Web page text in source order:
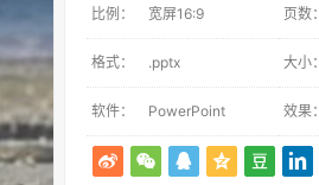
比例： 宽屏16:9 页数：
格式： .pptx 大小：
软件： PowerPoint 效果：